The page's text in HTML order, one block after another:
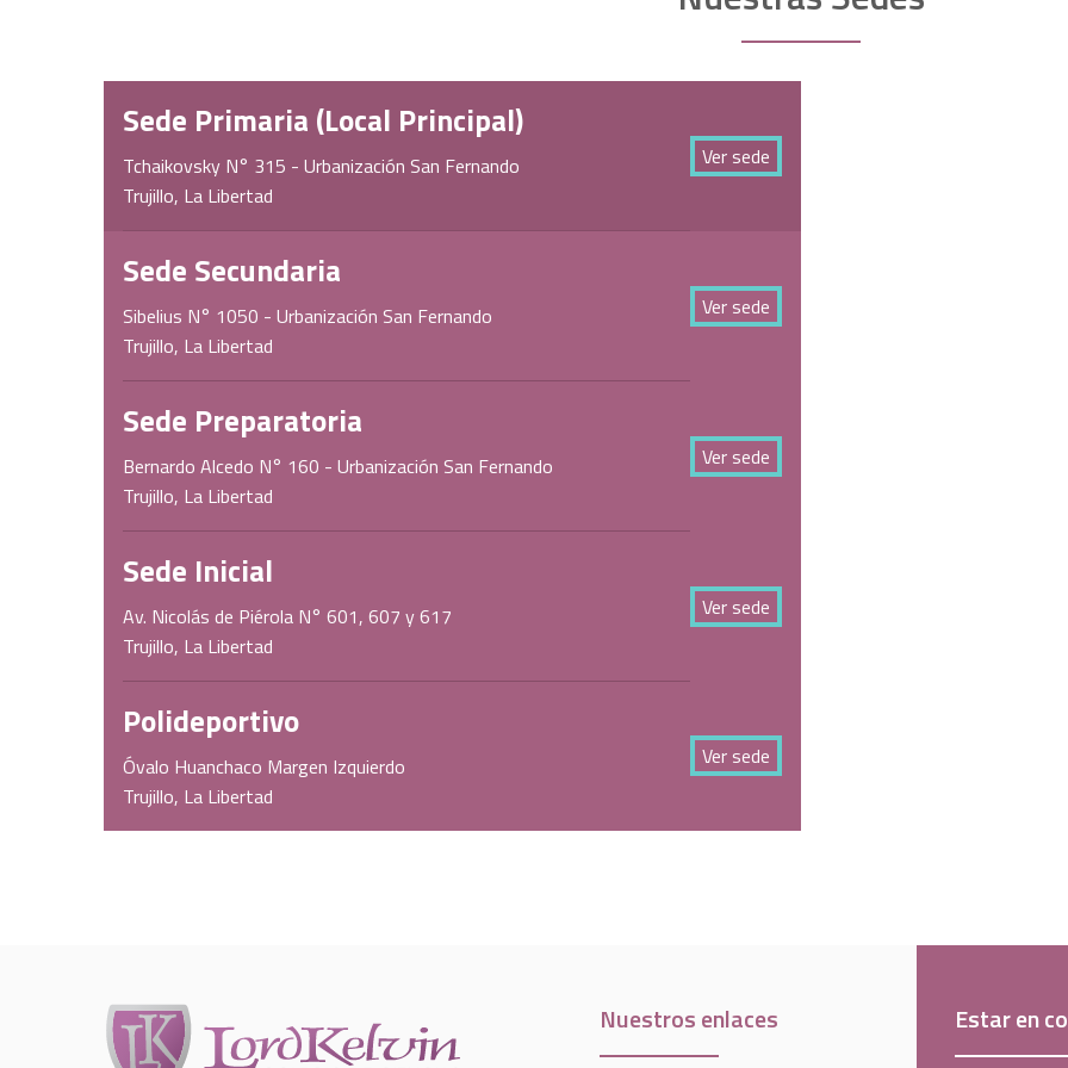
Sede Primaria (Local Principal)
Tchaikovsky N° 315 - Urbanización San Fernando
Trujillo, La Libertad
Ver sede
Sede Secundaria
Sibelius N° 1050 - Urbanización San Fernando
Trujillo, La Libertad
Ver sede
Sede Preparatoria
Bernardo Alcedo N° 160 - Urbanización San Fernando
Trujillo, La Libertad
Ver sede
Sede Inicial
Av. Nicolás de Piérola N° 601, 607 y 617
Trujillo, La Libertad
Ver sede
Polideportivo
Óvalo Huanchaco Margen Izquierdo
Trujillo, La Libertad
Ver sede
Nuestros enlaces Estar en